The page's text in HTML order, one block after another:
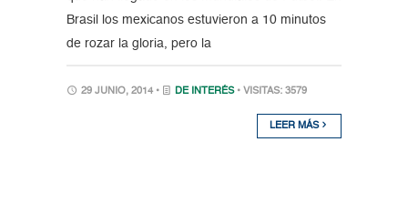
Brasil los mexicanos estuvieron a 10 minutos
de rozar la gloria, pero la
29 JUNIO, 2014 • DE INTERÉS • VISITAS: 3579
LEER MÁS